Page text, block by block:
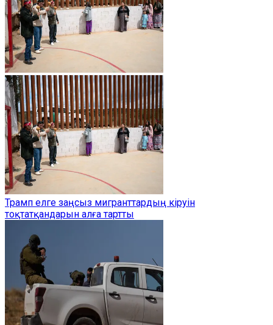
Трамп елге заңсыз мигранттардың кіруін
тоқтатқандарын алға тартты